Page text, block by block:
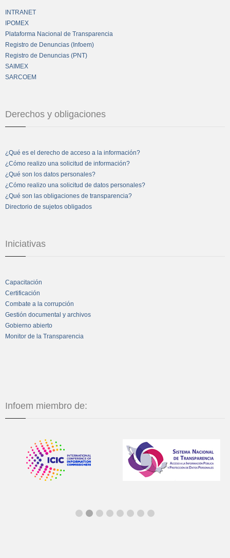
INTRANET
IPOMEX
Plataforma Nacional de Transparencia
Registro de Denuncias (Infoem)
Registro de Denuncias (PNT)
SAIMEX
SARCOEM
Derechos y obligaciones
¿Qué es el derecho de acceso a la información?
¿Cómo realizo una solicitud de información?
¿Qué son los datos personales?
¿Cómo realizo una solicitud de datos personales?
¿Qué son las obligaciones de transparencia?
Directorio de sujetos obligados
Iniciativas
Capacitación
Certificación
Combate a la corrupción
Gestión documental y archivos
Gobierno abierto
Monitor de la Transparencia
Infoem miembro de: